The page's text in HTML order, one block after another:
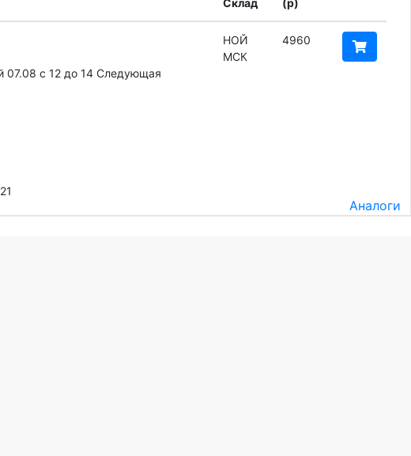
07.08 c 12 до 14 Следующая
НОЙ
МСК
4960
Аналоги